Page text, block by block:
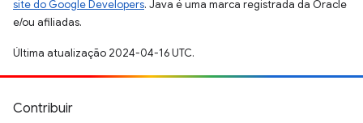
site do Google Developers. Java é uma marca registrada da Oracle
e/ou afiliadas.
Última atualização 2024-04-16 UTC.
Contribuir